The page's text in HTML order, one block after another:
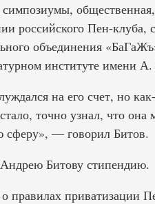
российского Пен-клуба,
объединения
институте имени А.
на его счет, но
точно узнал, что она
сферу», — говорил Битов.
Андрею Битову стипендию.
правилах приватизации